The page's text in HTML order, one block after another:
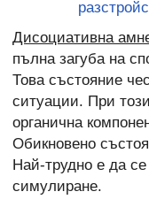
Дисоциативна
пълна загуба на
Това състояние
ситуации. При
органична
Обикновено
Най-трудно е да
симулиране.